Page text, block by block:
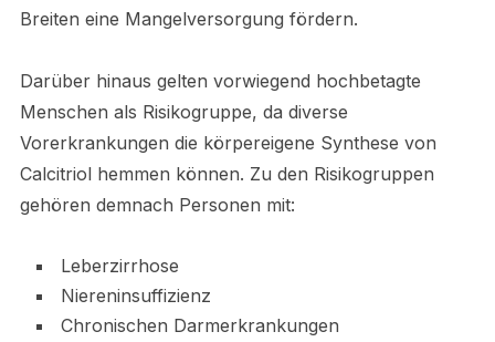
Breiten eine Mangelversorgung fördern.
Darüber hinaus gelten vorwiegend hochbetagte
Menschen als Risikogruppe, da diverse
Vorerkrankungen die körpereigene Synthese von
Calcitriol hemmen können. Zu den Risikogruppen
gehören demnach Personen mit:
Leberzirrhose
Niereninsuffizienz
Chronischen Darmerkrankungen